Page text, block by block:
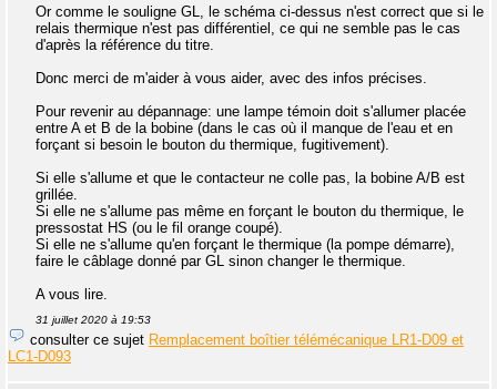
Or comme le souligne GL, le schéma ci-dessus n'est correct que si le
relais thermique n'est pas différentiel, ce qui ne semble pas le cas
d'après la référence du titre.
Donc merci de m'aider à vous aider, avec des infos précises.
Pour revenir au dépannage: une lampe témoin doit s'allumer placée
entre A et B de la bobine (dans le cas où il manque de l'eau et en
forçant si besoin le bouton du thermique, fugitivement).
Si elle s'allume et que le contacteur ne colle pas, la bobine A/B est
grillée.
Si elle ne s'allume pas même en forçant le bouton du thermique, le
pressostat HS (ou le fil orange coupé).
Si elle ne s'allume qu'en forçant le thermique (la pompe démarre),
faire le câblage donné par GL sinon changer le thermique.
A vous lire.
31 juillet 2020 à 19:53
consulter ce sujet Remplacement boîtier télémécanique LR1-D09 et
LC1-D093